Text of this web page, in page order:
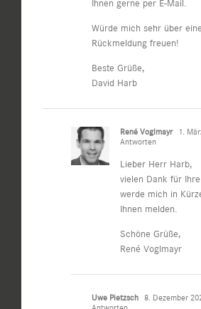
Ihnen gerne per E-Mail.
Würde mich sehr über
Rückmeldung freuen!
Beste Grüße,
David Harb
René Voglmayr 1.
Antworten
Lieber Herr Harb,
vielen Dank für
werde mich in
Ihnen melden.
Schöne Grüße,
René Voglmayr
Uwe Pietzsch 8. Dezember